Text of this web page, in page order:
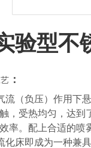
验型不
：
流（负压）作用下
，受热均匀，达到
率。配上合适的喷
化床即成为一种兼